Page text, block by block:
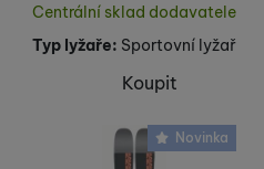
Centrální sklad dodavatele
Typ lyžaře: Sportovní lyžař
Koupit
Novinka